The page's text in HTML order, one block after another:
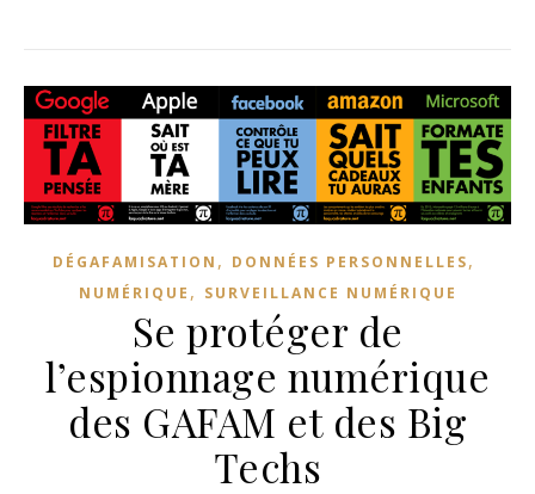
DÉGAFAMISATION , DONNÉES PERSONNELLES,
NUMÉRIQUE , SURVEILLANCE NUMÉRIQUE
Se protéger de
l’espionnage numérique
des GAFAM et des Big
Techs